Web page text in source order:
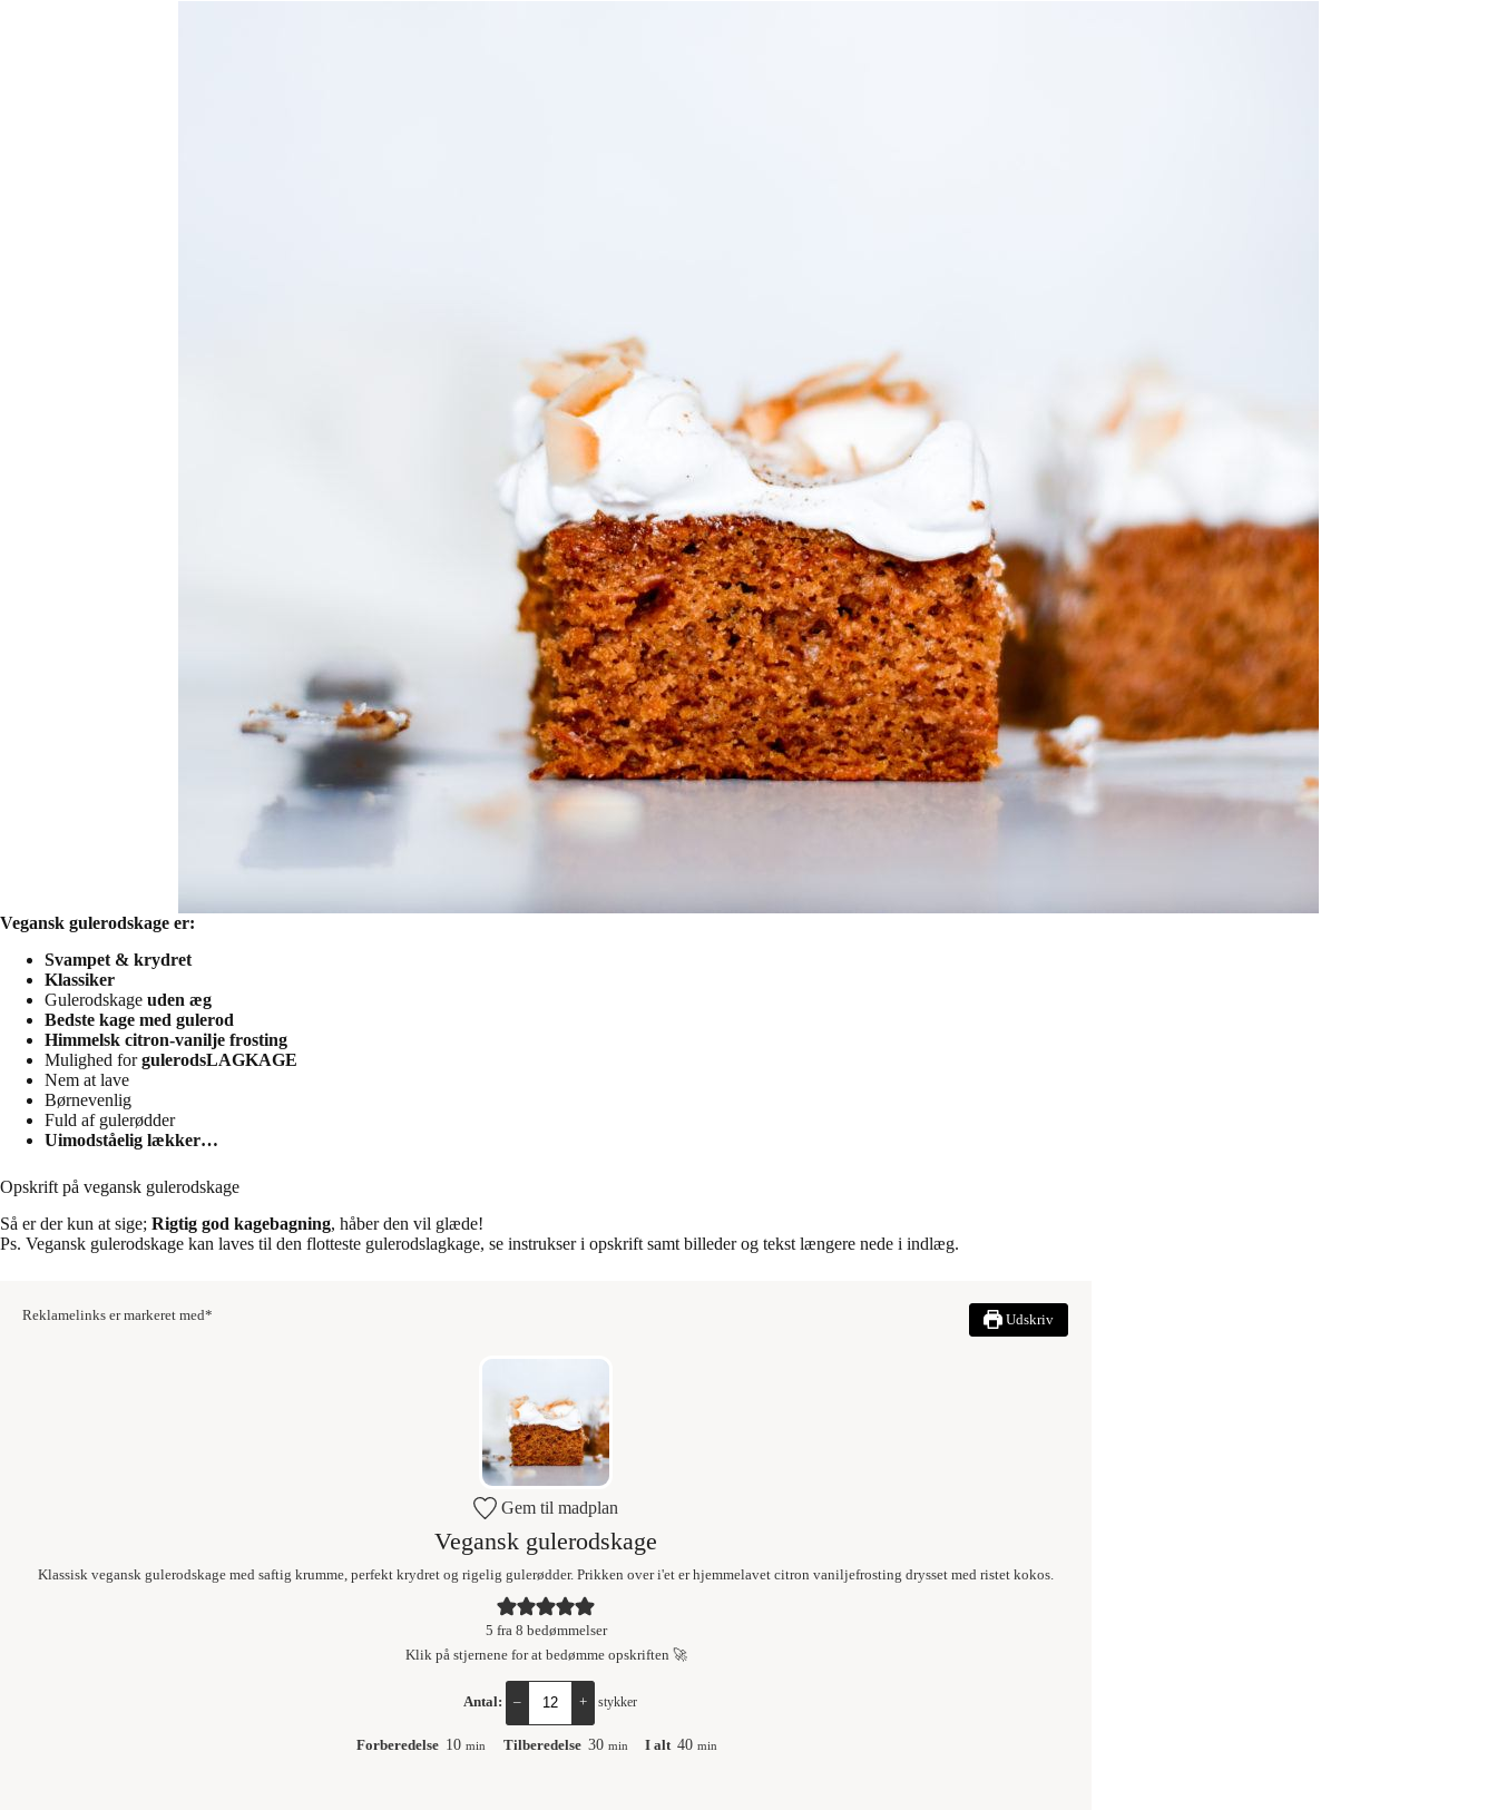
Vegansk gulerodskage er:
Svampet & krydret
Klassiker
Gulerodskage uden æg
Bedste kage med gulerod
Himmelsk citron-vanilje frosting
Mulighed forgulerodsLAGKAGE
Nem at lave
Børnevenlig
Fuld af gulerødder
Uimodståelig lækker…
Opskrift på vegansk gulerodskage
Så er der kun at sige; Rigtig god kagebagning, håber den vil glæde!
Ps. Vegansk gulerodskage kan laves til den flotteste gulerodslagkage, se instrukser i opskrift samt billeder og tekst længere nede i indlæg.
Reklamelinks er markeret med* Udskriv
Gem til madplan
Vegansk gulerodskage
Klassisk vegansk gulerodskage med saftig krumme, perfekt krydret og rigelig gulerødder. Prikken over i'et er hjemmelavet citron vaniljefrosting drysset med ristet kokos.
5 fra 8 bedømmelser
Klik på stjernene for at bedømme opskriften 🚀
Antal: – + stykker
Forberedelse 10 min Tilberedelse 30 min I alt 40 min